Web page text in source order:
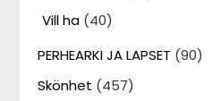
Vill ha (40)
PERHEARKI JA LAPSET (90)
Skönhet (457)